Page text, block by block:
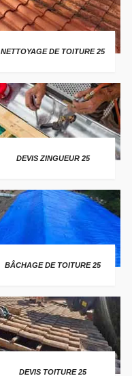
NETTOYAGE DE TOITURE 25
DEVIS ZINGUEUR 25
BÂCHAGE DE TOITURE 25
DEVIS TOITURE 25